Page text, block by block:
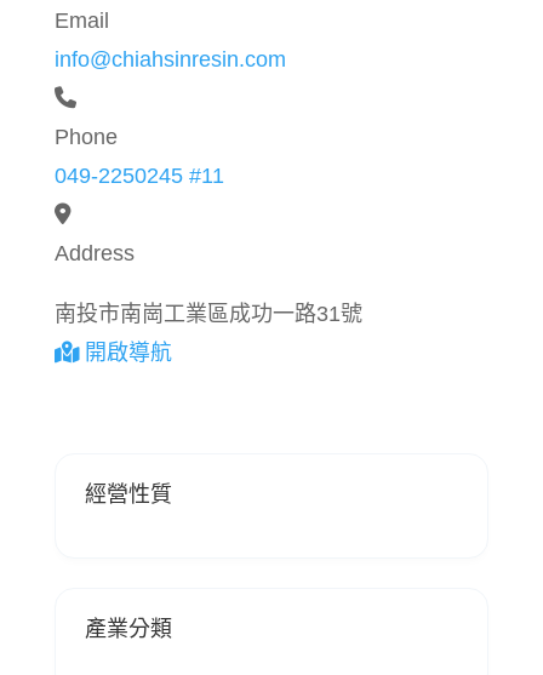
Email
info@chiahsinresin.com
Phone
049-2250245 #11
Address
南投市南崗工業區成功一路31號
開啟導航
經營性質
產業分類